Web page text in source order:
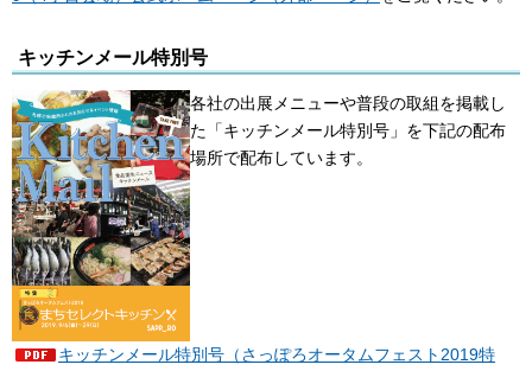
キッチンメール特別号
各社の出展メニューや普段の取組を掲載し
た「キッチンメール特別号」を下記の配布
場所で配布しています。
キッチンメール特別号（さっぽろオータムフェスト2019特